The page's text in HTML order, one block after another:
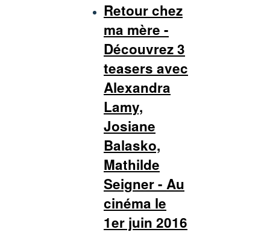
Retour chez
ma mère -
Découvrez 3
teasers avec
Alexandra
Lamy,
Josiane
Balasko,
Mathilde
Seigner - Au
cinéma le
1er juin 2016